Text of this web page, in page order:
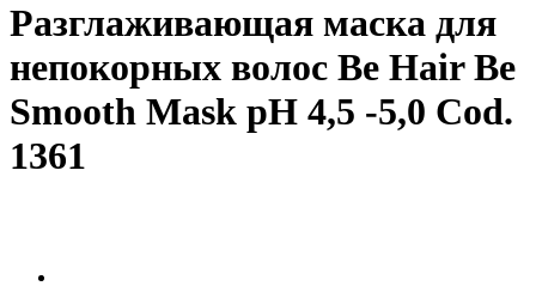
Разглаживающая маска для
непокорных волос Be Hair Be
Smooth Mask pH 4,5 -5,0 Cod.
1361